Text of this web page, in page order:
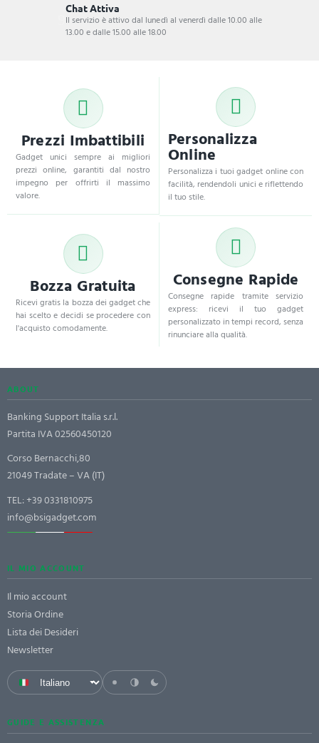
Chat Attiva
Il servizio è attivo dal lunedì al venerdì dalle 10.00 alle
13.00 e dalle 15.00 alle 18.00
Prezzi Imbattibili
Gadget unici sempre ai migliori
prezzi online, garantiti dal nostro
impegno per offrirti il massimo
valore.
Personalizza
Online
Personalizza i tuoi gadget online con
facilità, rendendoli unici e riflettendo
il tuo stile.
Bozza Gratuita
Ricevi gratis la bozza dei gadget che
hai scelto e decidi se procedere con
l'acquisto comodamente.
Consegne Rapide
Consegne rapide tramite servizio
express: ricevi il tuo gadget
personalizzato in tempi record, senza
rinunciare alla qualità.
ABOUT
Banking Support Italia s.r.l.
Partita IVA 02560450120
Corso Bernacchi,80
21049 Tradate – VA (IT)
TEL:+39 0331810975
info@bsigadget.com
IL MIO ACCOUNT
Il mio account
Storia Ordine
Lista dei Desideri
Newsletter
GUIDE E ASSISTENZA